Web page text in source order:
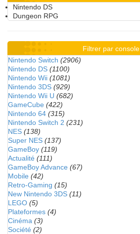
Nintendo DS
Dungeon RPG
Filtrer par console
Nintendo Switch (2906)
Nintendo DS (1100)
Nintendo Wii (1081)
Nintendo 3DS (929)
Nintendo Wii U (682)
GameCube (422)
Nintendo 64 (315)
Nintendo Switch 2 (231)
NES (138)
Super NES (137)
GameBoy (119)
Actualité (111)
GameBoy Advance (67)
Mobile (42)
Retro-Gaming (15)
New Nintendo 3DS (11)
LEGO (5)
Plateformes (4)
Cinéma (3)
Société (2)